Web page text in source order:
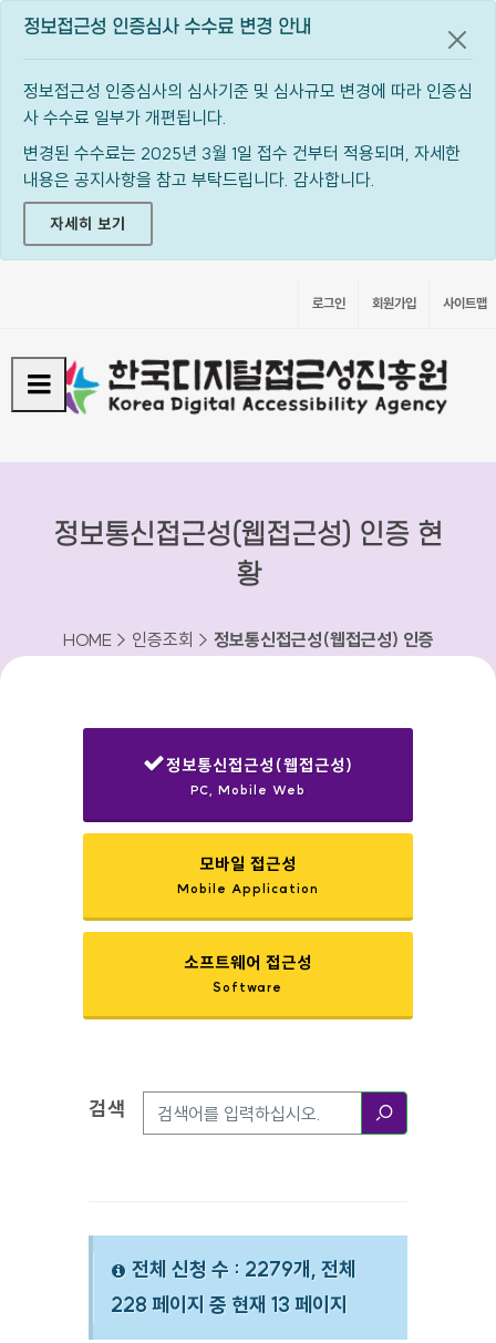
정보접근성 인증심사 수수료 변경 안내
정보접근성 인증심사의 심사기준 및 심사규모 변경에 따라 인증심
사 수수료 일부가 개편됩니다.
변경된 수수료는 2025년 3월 1일 접수 건부터 적용되며, 자세한
내용은 공지사항을 참고 부탁드립니다. 감사합니다.
자세히 보기
공지
로그인 회원가입 사이트맵
정보통신접근성(웹접근성) 인증 현
황
HOME > 인증조회 > 정보통신접근성(웹접근성) 인증
정보통신접근성(웹접근성)
PC, Mobile Web
모바일 접근성
Mobile Application
소프트웨어 접근성
Software
검색옵션
검색
전체 신청 수 : 2279개, 전체
228 페이지 중 현재 13 페이지